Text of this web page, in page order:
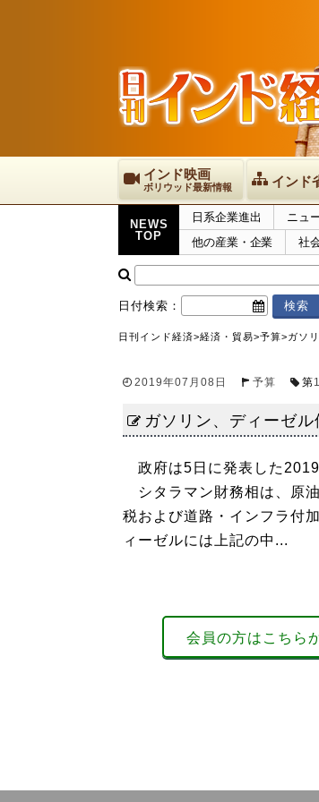
インド映画
ボリウッド最新情報 インド
NEWS
TOP
日系企業進出 ニュ
他の産業・企業
社
日付検索：
日刊インド経済>経済・貿易>予算>ガソ
2019年07月08日 予算 第
ガソリン、ディーゼ
政府は5日に発表した
シタラマン財務相は、原
税および道路・インフラ付
ィーゼルには上記の中...
会員の方はこちら